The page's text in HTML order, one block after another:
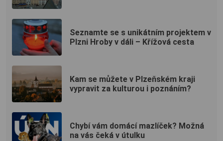
Seznamte se s unikátním projektem v
Plzni Hroby v dáli – Křížová cesta
Kam se můžete v Plzeňském kraji
vypravit za kulturou i poznáním?
Chybí vám domácí mazlíček? Možná
na vás čeká v útulku